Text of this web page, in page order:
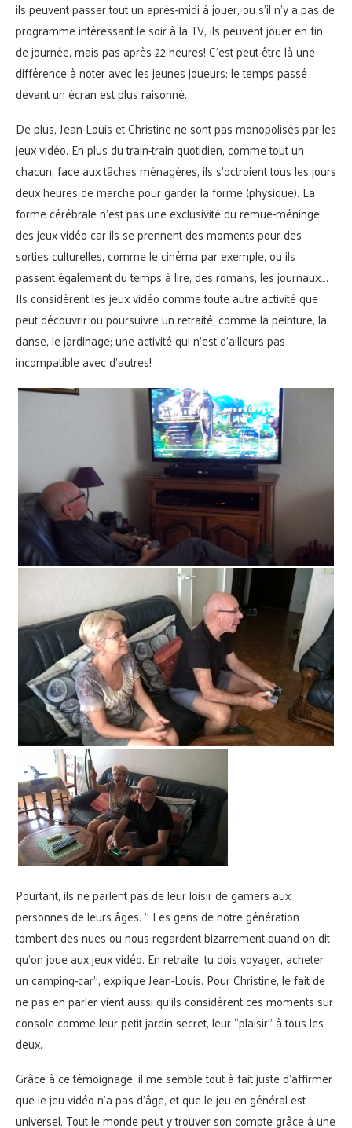
ils peuvent passer tout un après-midi à jouer, ou s’il n’y a pas de
programme intéressant le soir à la TV, ils peuvent jouer en fin
de journée, mais pas après 22 heures! C’est peut-être là une
différence à noter avec les jeunes joueurs: le temps passé
devant un écran est plus raisonné.
De plus, Jean-Louis et Christine ne sont pas monopolisés par les
jeux vidéo. En plus du train-train quotidien, comme tout un
chacun, face aux tâches ménagères, ils s’octroient tous les jours
deux heures de marche pour garder la forme (physique). La
forme cérébrale n’est pas une exclusivité du remue-méninge
des jeux vidéo car ils se prennent des moments pour des
sorties culturelles, comme le cinéma par exemple, ou ils
passent également du temps à lire, des romans, les journaux….
Ils considèrent les jeux vidéo comme toute autre activité que
peut découvrir ou poursuivre un retraité, comme la peinture, la
danse, le jardinage; une activité qui n’est d’ailleurs pas
incompatible avec d’autres!
Pourtant, ils ne parlent pas de leur loisir de gamers aux
personnes de leurs âges. ” Les gens de notre génération
tombent des nues ou nous regardent bizarrement quand on dit
qu’on joue aux jeux vidéo. En retraite, tu dois voyager, acheter
un camping-car”, explique Jean-Louis. Pour Christine, le fait de
ne pas en parler vient aussi qu’ils considèrent ces moments sur
console comme leur petit jardin secret, leur “plaisir” à tous les
deux.
Grâce à ce témoignage, il me semble tout à fait juste d’affirmer
que le jeu vidéo n’a pas d’âge, et que le jeu en général est
universel. Tout le monde peut y trouver son compte grâce à une